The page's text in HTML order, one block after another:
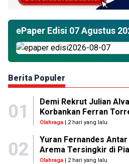
ePaper Edisi 07 Agustus
Berita Populer
01
Demi Rekrut Julian
Korbankan Ferran
Olahraga| 2 hari yang lalu
02
Yuran Fernandes
Arema Tersingkir di
Olahraga| 2 hari yang lalu